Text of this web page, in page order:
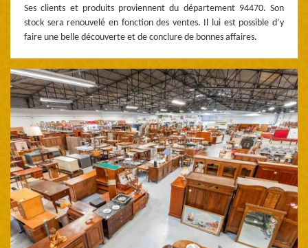
Ses clients et produits proviennent du département 94470. Son
stock sera renouvelé en fonction des ventes. Il lui est possible d’y
faire une belle découverte et de conclure de bonnes affaires.